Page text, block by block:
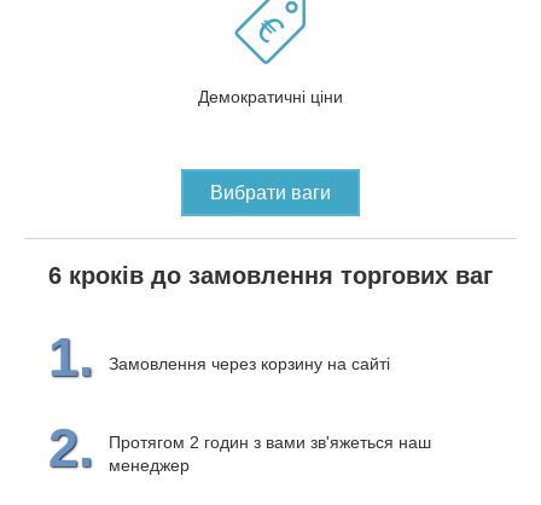
Демократичні ціни
Вибрати ваги
6 кроків до замовлення торгових ваг
1. Замовлення через корзину на сайті
2.
Протягом 2 годин з вами зв'яжеться наш
менеджер